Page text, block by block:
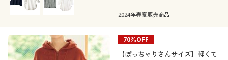
2024年春夏販売商品
70％OFF
【ぽっちゃりさんサイズ】軽くて